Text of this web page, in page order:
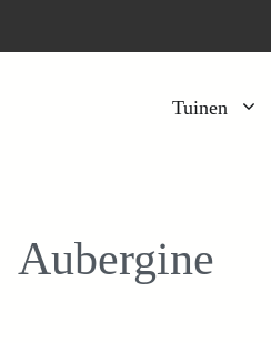
Tuinen
Kruiden
Aubergine